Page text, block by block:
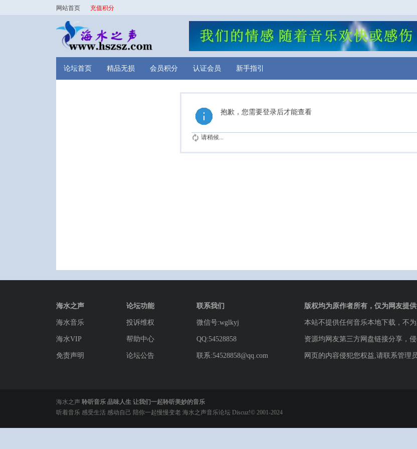
网站首页 充值积分
论坛首页 精品无损 会员积分 认证会员 新手指引
抱歉，您需要登录后才能查看
请稍候...
海水之声
海水音乐
海水VIP
免责声明
论坛功能
投诉维权
帮助中心
论坛公告
联系我们
微信号:wglkyj
QQ:54528858
联系:54528858@qq.com
版权均为原作者所有，仅为网友提
本站不提供任何音乐本地下载，不
资源均网友第三方网盘链接分享，
网页的内容侵犯您权益,请联系管理
海水之声 聆听音乐 品味人生 让我们一起聆听美妙的音乐
听着音乐 感受生活 感动自己 陪你一起慢慢变老 海水之声音乐论坛 Discuz!© 2001-2024